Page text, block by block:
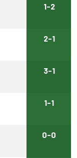
1-2
2-1
3-1
1-1
0-0